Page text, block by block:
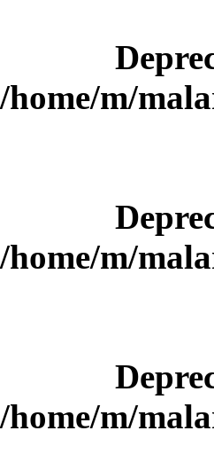
/home/m/
/home/m/
/home/m/